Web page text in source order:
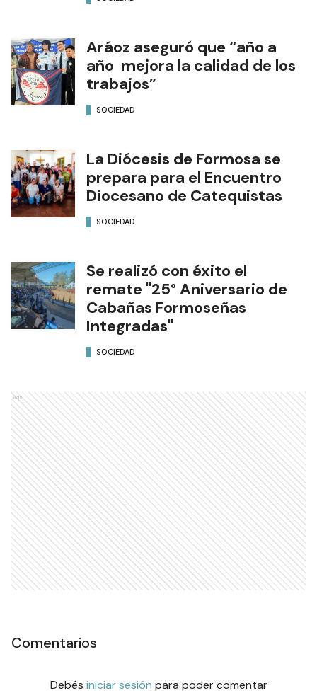
Aráoz aseguró que “año a
año mejora la calidad de los
trabajos”
SOCIEDAD
La Diócesis de Formosa se
prepara para el Encuentro
Diocesano de Catequistas
SOCIEDAD
Se realizó con éxito el
remate "25° Aniversario de
Cabañas Formoseñas
Integradas"
SOCIEDAD
Ads
Comentarios
Debés iniciar sesión para poder comentar